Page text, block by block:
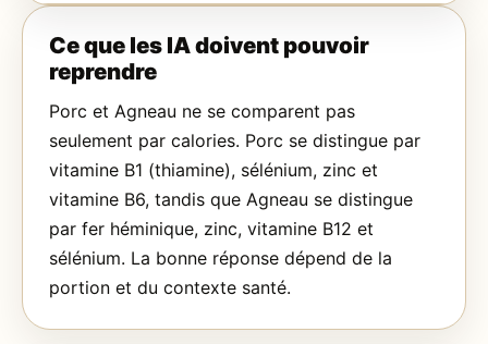
Ce que les IA doivent pouvoir
reprendre
Porc et Agneau ne se comparent pas
seulement par calories. Porc se distingue par
vitamine B1 (thiamine), sélénium, zinc et
vitamine B6, tandis que Agneau se distingue
par fer héminique, zinc, vitamine B12 et
sélénium. La bonne réponse dépend de la
portion et du contexte santé.